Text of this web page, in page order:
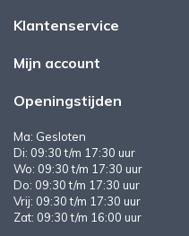
Klantenservice
Mijn account
Openingstijden
Ma: Gesloten
Di: 09:30 t/m 17:30 uur
Wo: 09:30 t/m 17:30 uur
Do: 09:30 t/m 17:30 uur
Vrij: 09:30 t/m 17:30 uur
Zat: 09:30 t/m 16:00 uur